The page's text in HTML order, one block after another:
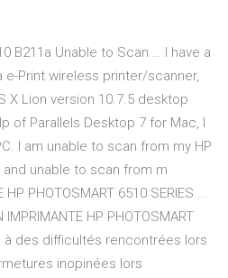
B211a Unable to Scan … I have a
e-Print wireless printer/scanner,
X Lion version 10.7.5 desktop
of Parallels Desktop 7 for Mac, I
I am unable to scan from my HP
unable to scan from m
HP PHOTOSMART 6510 SERIES ...
HP PHOTOSMART
à des difficultés rencontrées lors
inopinées lors